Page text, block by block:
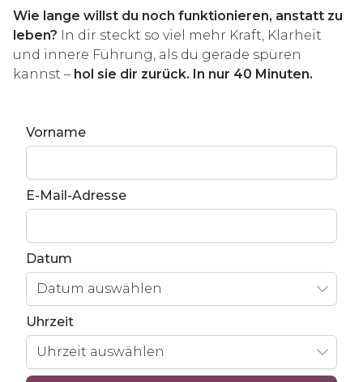
Wie lange willst du noch funktionieren, anstatt zu
leben? In dir steckt so viel mehr Kraft, Klarheit
und innere Führung, als du gerade spüren
kannst – hol sie dir zurück. In nur 40 Minuten.
Vorname
E-Mail-Adresse
Datum
Datum auswählen
Uhrzeit
Uhrzeit auswählen